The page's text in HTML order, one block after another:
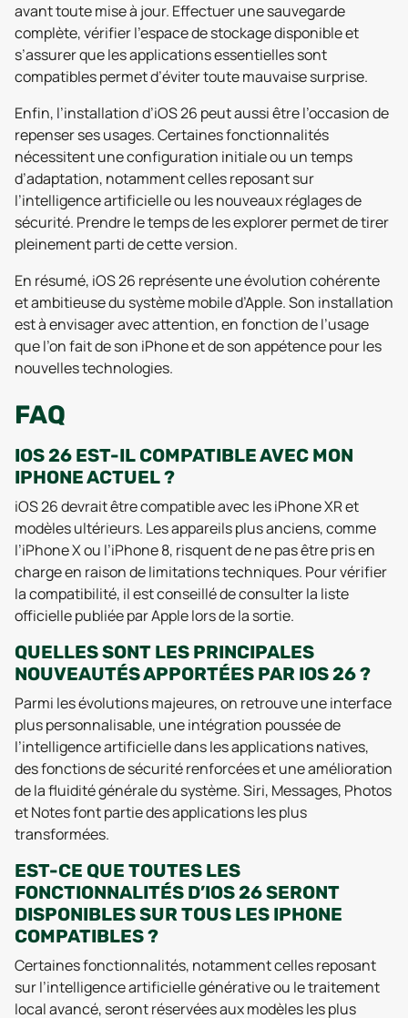
avant toute mise à jour. Effectuer une sauvegarde
complète, vérifier l’espace de stockage disponible et
s’assurer que les applications essentielles sont
compatibles permet d’éviter toute mauvaise surprise.
Enfin, l’installation d’iOS 26 peut aussi être l’occasion de
repenser ses usages. Certaines fonctionnalités
nécessitent une configuration initiale ou un temps
d’adaptation, notamment celles reposant sur
l’intelligence artificielle ou les nouveaux réglages de
sécurité. Prendre le temps de les explorer permet de tirer
pleinement parti de cette version.
En résumé, iOS 26 représente une évolution cohérente
et ambitieuse du système mobile d’Apple. Son installation
est à envisager avec attention, en fonction de l’usage
que l’on fait de son iPhone et de son appétence pour les
nouvelles technologies.
FAQ
IOS 26 EST-IL COMPATIBLE AVEC MON
IPHONE ACTUEL ?
iOS 26 devrait être compatible avec les iPhone XR et
modèles ultérieurs. Les appareils plus anciens, comme
l’iPhone X ou l’iPhone 8, risquent de ne pas être pris en
charge en raison de limitations techniques. Pour vérifier
la compatibilité, il est conseillé de consulter la liste
officielle publiée par Apple lors de la sortie.
QUELLES SONT LES PRINCIPALES
NOUVEAUTÉS APPORTÉES PAR IOS 26 ?
Parmi les évolutions majeures, on retrouve une interface
plus personnalisable, une intégration poussée de
l’intelligence artificielle dans les applications natives,
des fonctions de sécurité renforcées et une amélioration
de la fluidité générale du système. Siri, Messages, Photos
et Notes font partie des applications les plus
transformées.
EST-CE QUE TOUTES LES
FONCTIONNALITÉS D’IOS 26 SERONT
DISPONIBLES SUR TOUS LES IPHONE
COMPATIBLES ?
Certaines fonctionnalités, notamment celles reposant
sur l’intelligence artificielle générative ou le traitement
local avancé, seront réservées aux modèles les plus